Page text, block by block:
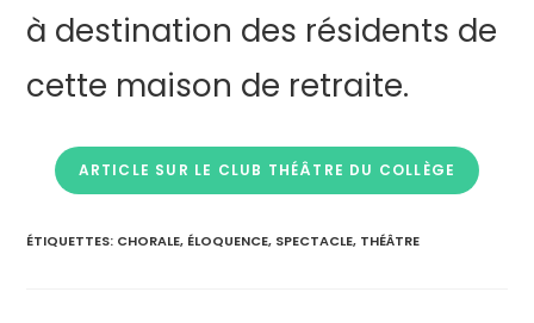
à destination des résidents de
cette maison de retraite.
ARTICLE SUR LE CLUB THÉÂTRE DU COLLÈGE
ÉTIQUETTES: CHORALE, ÉLOQUENCE, SPECTACLE, THÉÂTRE